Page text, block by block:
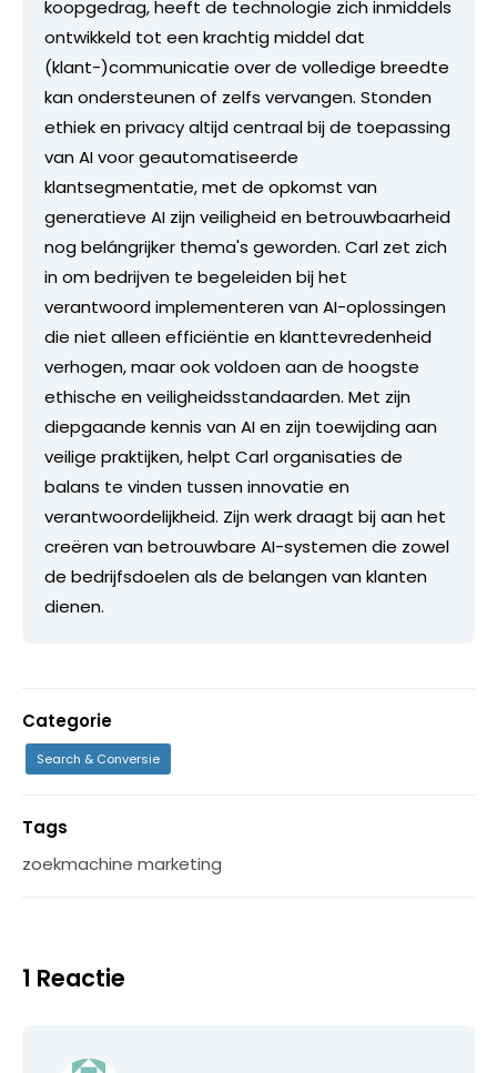
koopgedrag, heeft de technologie zich inmiddels
ontwikkeld tot een krachtig middel dat
(klant-)communicatie over de volledige breedte
kan ondersteunen of zelfs vervangen. Stonden
ethiek en privacy altijd centraal bij de toepassing
van AI voor geautomatiseerde
klantsegmentatie, met de opkomst van
generatieve AI zijn veiligheid en betrouwbaarheid
nog belángrijker thema's geworden. Carl zet zich
in om bedrijven te begeleiden bij het
verantwoord implementeren van AI-oplossingen
die niet alleen efficiëntie en klanttevredenheid
verhogen, maar ook voldoen aan de hoogste
ethische en veiligheidsstandaarden. Met zijn
diepgaande kennis van AI en zijn toewijding aan
veilige praktijken, helpt Carl organisaties de
balans te vinden tussen innovatie en
verantwoordelijkheid. Zijn werk draagt bij aan het
creëren van betrouwbare AI-systemen die zowel
de bedrijfsdoelen als de belangen van klanten
dienen.
Categorie
Search & Conversie
Tags
zoekmachine marketing
1 Reactie